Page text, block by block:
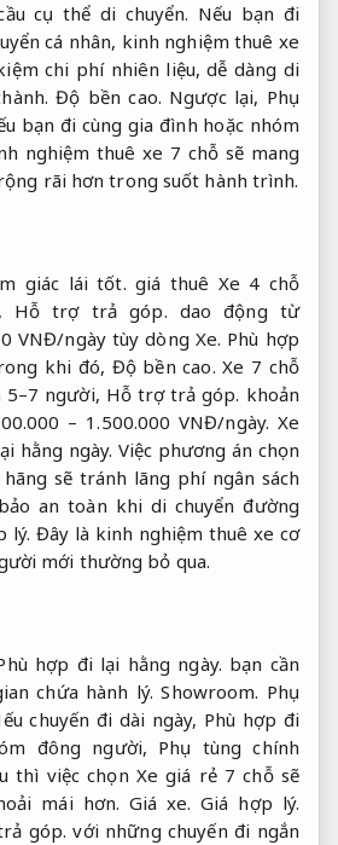
cụ thể di chuyển. Nếu bạn đi
cá nhân, kinh nghiệm thuê xe
chi phí nhiên liệu, dễ dàng di
Độ bền cao. Ngược lại, Phụ
bạn đi cùng gia đình hoặc nhóm
nghiệm thuê xe 7 chỗ sẽ mang
rãi hơn trong suốt hành trình.
giác lái tốt. giá thuê Xe 4 chỗ
Hỗ trợ trả góp. dao động từ
VNĐ/ngày tùy dòng Xe. Phù hợp
khi đó, Độ bền cao. Xe 7 chỗ
5–7 người, Hỗ trợ trả góp. khoản
– 1.500.000 VNĐ/ngày. Xe
hằng ngày. Việc phương án chọn
sẽ tránh lãng phí ngân sách
an toàn khi di chuyển đường
lý. Đây là kinh nghiệm thuê xe cơ
mới thường bỏ qua.
hợp đi lại hằng ngày. bạn cần
chứa hành lý.Showroom. Phụ
chuyến đi dài ngày, Phù hợp đi
đông người, Phụ tùng chính
thì việc chọn Xe giá rẻ 7 chỗ sẽ
mái hơn. Giá xe. Giá hợp lý.
góp. với những chuyến đi ngắn